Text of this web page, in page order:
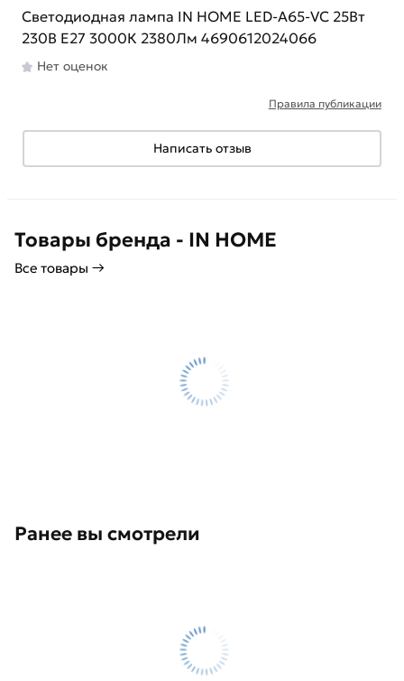
Светодиодная лампа IN HOME LED-A65-VC 25Вт
230В Е27 3000К 2380Лм 4690612024066
Нет оценок
Правила публикации
Написать отзыв
Товары бренда - IN HOME
Все товары →
Ранее вы смотрели